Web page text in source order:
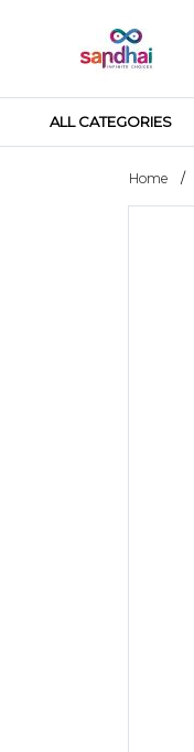
ALL CATEGORIES
Home